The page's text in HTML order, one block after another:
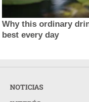
Why this ordinary
best every day
NOTICIAS